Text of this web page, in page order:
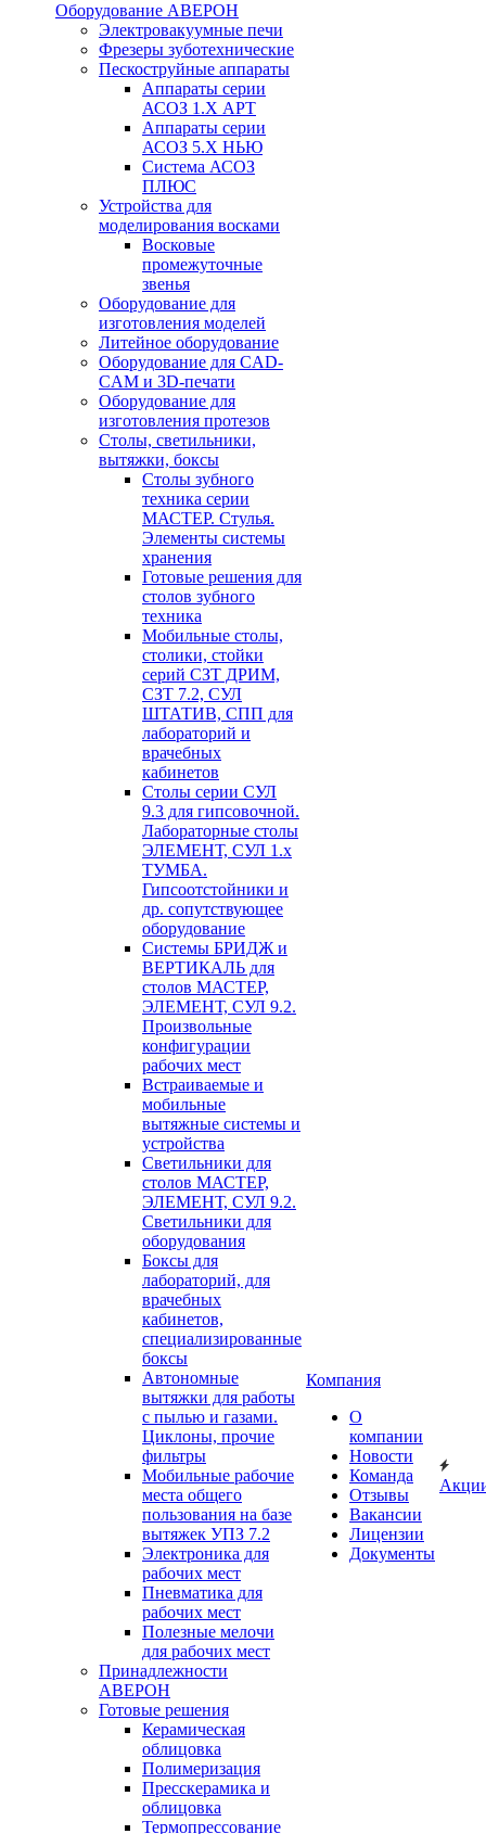
Оборудование АВЕРОН
Электровакуумные печи
Фрезеры зуботехнические
Пескоструйные аппараты
Аппараты серии
АСОЗ 1.Х АРТ
Аппараты серии
АСОЗ 5.Х НЬЮ
Система АСОЗ
ПЛЮС
Устройства для
моделирования восками
Восковые
промежуточные
звенья
Оборудование для
изготовления моделей
Литейное оборудование
Оборудование для CAD-
CAM и 3D-печати
Оборудование для
изготовления протезов
Cтолы, светильники,
вытяжки, боксы
Столы зубного
техника серии
МАСТЕР. Стулья.
Элементы системы
хранения
Готовые решения для
столов зубного
техника
Мобильные столы,
столики, стойки
серий СЗТ ДРИМ,
СЗТ 7.2, СУЛ
ШТАТИВ, СПП для
лабораторий и
врачебных
кабинетов
Столы серии СУЛ
9.3 для гипсовочной.
Лабораторные столы
ЭЛЕМЕНТ, СУЛ 1.х
ТУМБА.
Гипсоотстойники и
др. сопутствующее
оборудование
Системы БРИДЖ и
ВЕРТИКАЛЬ для
столов МАСТЕР,
ЭЛЕМЕНТ, СУЛ 9.2.
Произвольные
конфигурации
рабочих мест
Встраиваемые и
мобильные
вытяжные системы и
устройства
Светильники для
столов МАСТЕР,
ЭЛЕМЕНТ, СУЛ 9.2.
Светильники для
оборудования
Боксы для
лабораторий, для
врачебных
кабинетов,
специализированные
боксы
Автономные
вытяжки для работы
с пылью и газами.
Циклоны, прочие
фильтры
Мобильные рабочие
места общего
пользования на базе
вытяжек УПЗ 7.2
Электроника для
рабочих мест
Пневматика для
рабочих мест
Полезные мелочи
для рабочих мест
Принадлежности
АВЕРОН
Готовые решения
Керамическая
облицовка
Полимеризация
Пресскерамика и
облицовка
Термопрессование
Компания
О
компании
Новости
Команда
Отзывы
Вакансии
Лицензии
Документы